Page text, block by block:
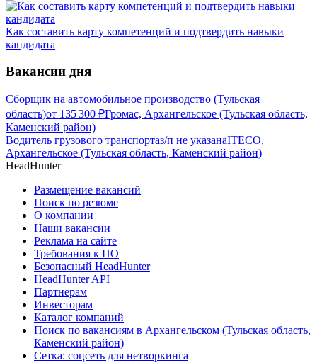
Как составить карту компетенций и подтвердить навыки
кандидата
Вакансии дня
Сборщик на автомобильное производство (Тульская
область)от 135 300 ₽Громас, Архангельское (Тульская область,
Каменский район)
Водитель грузового транспортаз/п не указанаITECO,
Архангельское (Тульская область, Каменский район)
HeadHunter
Размещение вакансий
Поиск по резюме
О компании
Наши вакансии
Реклама на сайте
Требования к ПО
Безопасный HeadHunter
HeadHunter API
Партнерам
Инвесторам
Каталог компаний
Поиск по вакансиям в Архангельском (Тульская область,
Каменский район)
Сетка: соцсеть для нетворкинга